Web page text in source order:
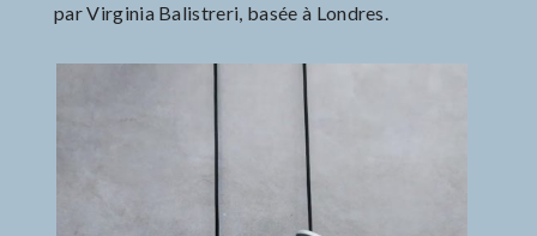
par Virginia Balistreri, basée à Londres.